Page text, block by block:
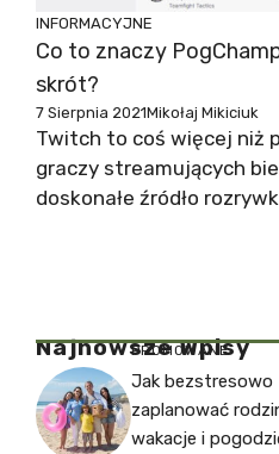
INFORMACYJNE
Co to znaczy
skrót?
7 Sierpnia 2021Mikołaj Mikiciuk
Twitch to coś więcej niż
graczy streamujących
doskonałe źródło
Najnowsze Wpisy
PROMOWANE
Jak bezstresowo
zaplanować
wakacje i